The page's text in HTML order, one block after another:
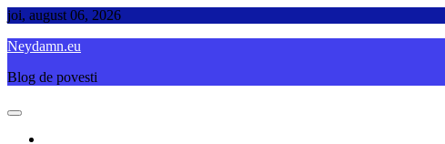
Skip
content
joi, august 06, 2026
Neydamn.eu
Blog de povesti